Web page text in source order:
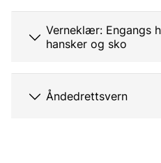
Verneklær: Engangs
hansker og sko
Åndedrettsvern